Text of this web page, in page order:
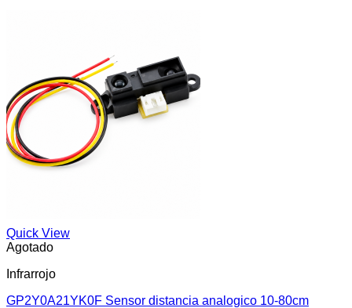
Quick View
Agotado
Infrarrojo
GP2Y0A21YK0F Sensor distancia analogico 10-80cm